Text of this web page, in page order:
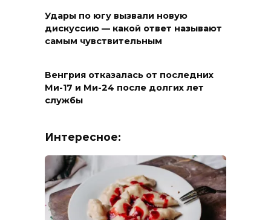
Удары по югу вызвали новую
дискуссию — какой ответ называют
самым чувствительным
Венгрия отказалась от последних
Ми-17 и Ми-24 после долгих лет
службы
Интересное: